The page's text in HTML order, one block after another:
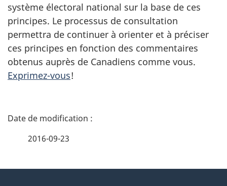
système électoral national sur la base de ces
principes. Le processus de consultation
permettra de continuer à orienter et à préciser
ces principes en fonction des commentaires
obtenus auprès de Canadiens comme vous.
Exprimez-vous!
D
2016-09-23